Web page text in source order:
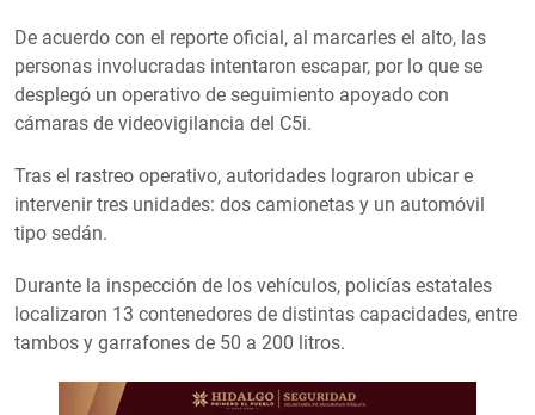
De acuerdo con el reporte oficial, al marcarles el alto, las
personas involucradas intentaron escapar, por lo que se
desplegó un operativo de seguimiento apoyado con
cámaras de videovigilancia del C5i.
Tras el rastreo operativo, autoridades lograron ubicar e
intervenir tres unidades: dos camionetas y un automóvil
tipo sedán.
Durante la inspección de los vehículos, policías estatales
localizaron 13 contenedores de distintas capacidades, entre
tambos y garrafones de 50 a 200 litros.